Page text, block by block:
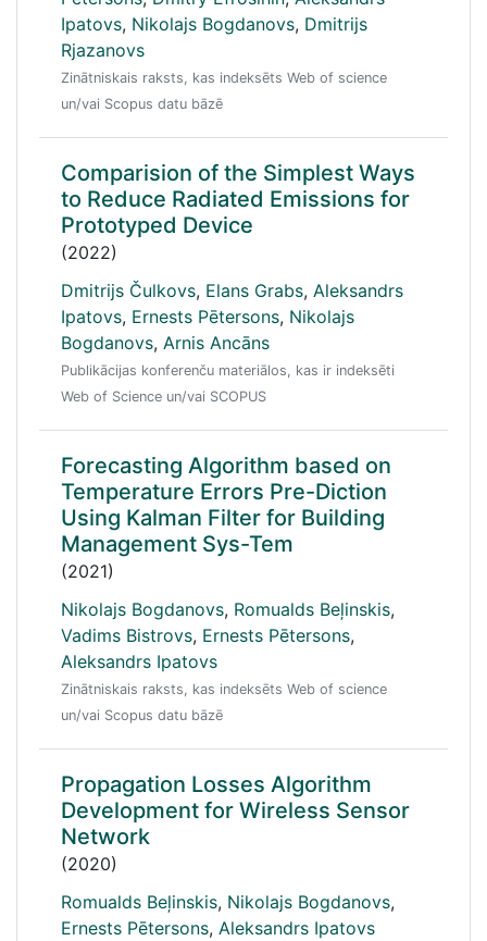
Ipatovs, Nikolajs Bogdanovs, Dmitrijs
Rjazanovs
Zinātniskais raksts, kas indeksēts Web of science
un/vai Scopus datu bāzē
Comparision of the Simplest Ways
to Reduce Radiated Emissions for
Prototyped Device
(2022)
Dmitrijs Čulkovs, Elans Grabs, Aleksandrs
Ipatovs, Ernests Pētersons, Nikolajs
Bogdanovs, Arnis Ancāns
Publikācijas konferenču materiālos, kas ir indeksēti
Web of Science un/vai SCOPUS
Forecasting Algorithm based on
Temperature Errors Pre-Diction
Using Kalman Filter for Building
Management Sys-Tem
(2021)
Nikolajs Bogdanovs, Romualds Beļinskis,
Vadims Bistrovs, Ernests Pētersons,
Aleksandrs Ipatovs
Zinātniskais raksts, kas indeksēts Web of science
un/vai Scopus datu bāzē
Propagation Losses Algorithm
Development for Wireless Sensor
Network
(2020)
Romualds Beļinskis, Nikolajs Bogdanovs,
Ernests Pētersons, Aleksandrs Ipatovs